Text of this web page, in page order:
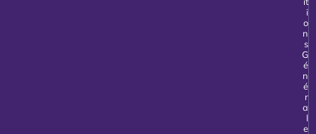
i
o
n
s
G
é
n
é
r
a
l
e